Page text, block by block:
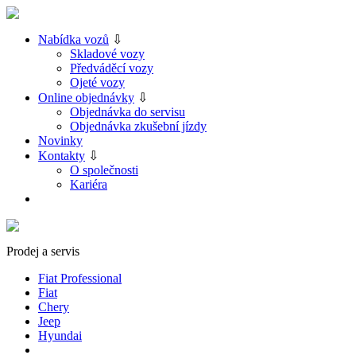
Nabídka vozů ⇩
Skladové vozy
Předváděcí vozy
Ojeté vozy
Online objednávky ⇩
Objednávka do servisu
Objednávka zkušební jízdy
Novinky
Kontakty ⇩
O společnosti
Kariéra
Prodej a servis
Fiat Professional
Fiat
Chery
Jeep
Hyundai